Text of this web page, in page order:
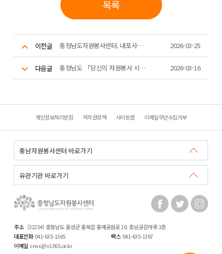
목록
이전글 충청남도자원봉사센터, 내포사랑 봉사단 발대식 개최 2026-03-25
다음글 충청남도 「당신의 자원봉사 시간을 인정합니다」 2026-03-16
개인정보처리방침 저작권정책 사이트맵 이메일무단수집거부
주소 (32254) 충청남도 홍성군 홍북읍 홍예공원로 20. 충남공감마루 3층
대표전화 041-635-1365 팩스 041-635-1367
이메일 cnvc@v1365.or.kr